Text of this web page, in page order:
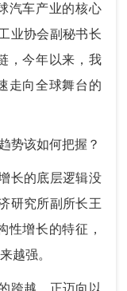
汽车产业的核心
业协会副秘书长
，今年以来，我
走向全球舞台的
该如何把握？
长的底层逻辑没
研究所副所长王
性增长的特征，
越强。
越，正迈向以